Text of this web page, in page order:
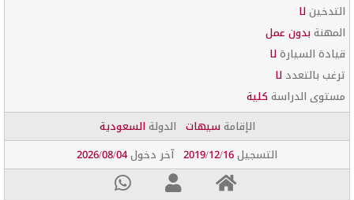
التدخينلا
المهنةبدون عمل
قيادة السيارةلا
ترغب بالتعدد لا
مستوى الدراسةكلية
الإقامةسيهات الدولةالسعودية
التسجيل2019/12/16 آخر دخول2026/08/04